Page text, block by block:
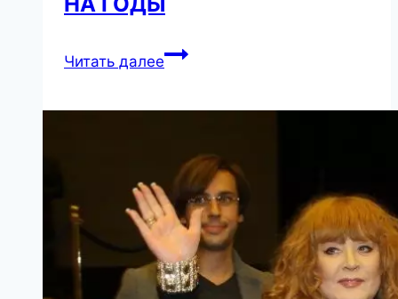
Читать далее5
ЖИЗНЬ
НА
ГОДЫ